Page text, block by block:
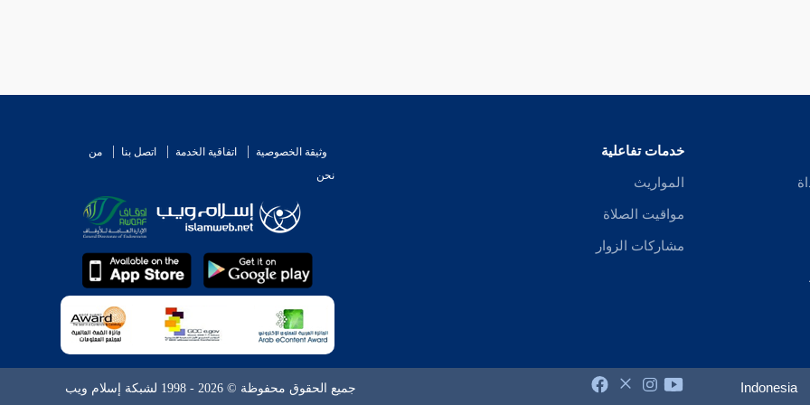
خدمات تفاعلية
المواريث
مواقيت الصلاة
مشاركات الزوار
وثيقة الخصوصية اتفاقية الخدمة اتصل بنا
من
نحن
Indonesia جميع الحقوق محفوظة © 2026 - 1998 لشبكة إسلام ويب